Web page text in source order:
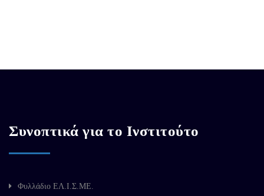
Συνοπτικά για το Ινστιτούτο
Φυλλάδιο ΕΛ.Ι.Σ.ΜΕ.